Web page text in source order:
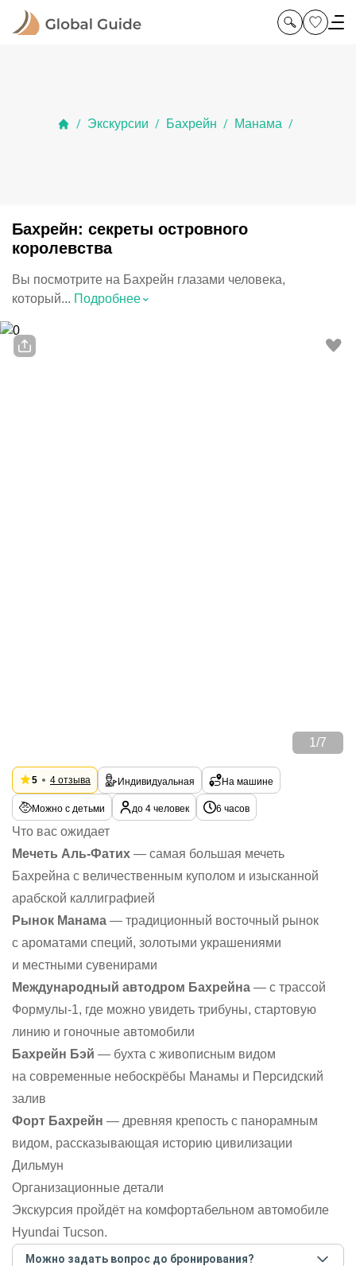
/ Экскурсии / Бахрейн / Манама /
Бахрейн: секреты островного
королевства
Вы посмотрите на Бахрейн глазами человека,
который... Подробнее⌃
1 /7
5 4 отзыва Индивидуальная На машине
Можно с детьми до 4 человек 6 часов
Что вас ожидает
Мечеть Аль-Фатих — самая большая мечеть
Бахрейна с величественным куполом и изысканной
арабской каллиграфией
Рынок Манама — традиционный восточный рынок
с ароматами специй, золотыми украшениями
и местными сувенирами
Международный автодром Бахрейна — с трассой
Формулы-1, где можно увидеть трибуны, стартовую
линию и гоночные автомобили
Бахрейн Бэй — бухта с живописным видом
на современные небоскрёбы Манамы и Персидский
залив
Форт Бахрейн — древняя крепость с панорамным
видом, рассказывающая историю цивилизации
Дильмун
Организационные детали
Экскурсия пройдёт на комфортабельном автомобиле
Hyundai Tucson.
Можно задать вопрос до бронирования?